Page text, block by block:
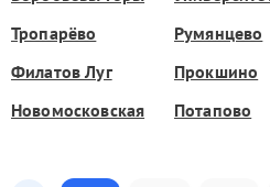
Тропарёво
Румянцево
Филатов Луг
Прокшино
Новомосковская
Потапово